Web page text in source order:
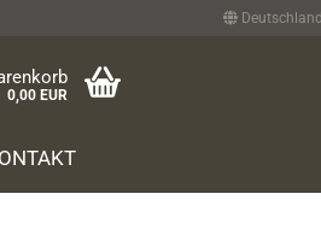
Deutschland
0,00 EUR